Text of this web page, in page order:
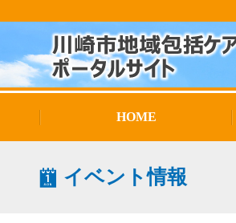
HOME
イベント情報